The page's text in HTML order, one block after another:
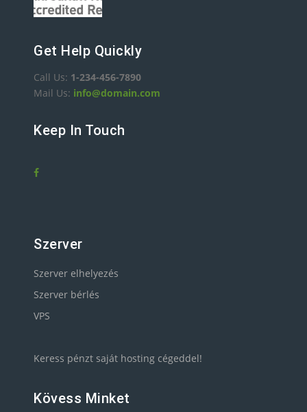
Get Help Quickly
Call Us: 1-234-456-7890
Mail Us: info@domain.com
Keep In Touch
Szerver
Szerver elhelyezés
Szerver bérlés
VPS
Keress pénzt saját hosting cégeddel!
Kövess Minket